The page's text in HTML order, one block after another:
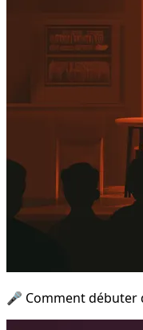
🎤 Comment débuter